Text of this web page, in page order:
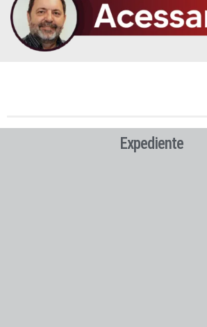
Expediente